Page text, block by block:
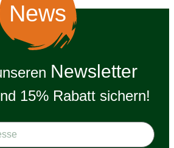
News
Newsletter
15% Rabatt sichern!